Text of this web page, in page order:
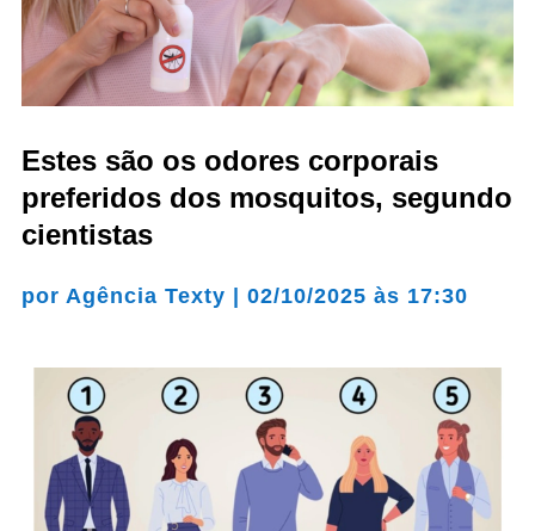
Estes são os odores corporais
preferidos dos mosquitos, segundo
cientistas
por Agência Texty | 02/10/2025 às 17:30